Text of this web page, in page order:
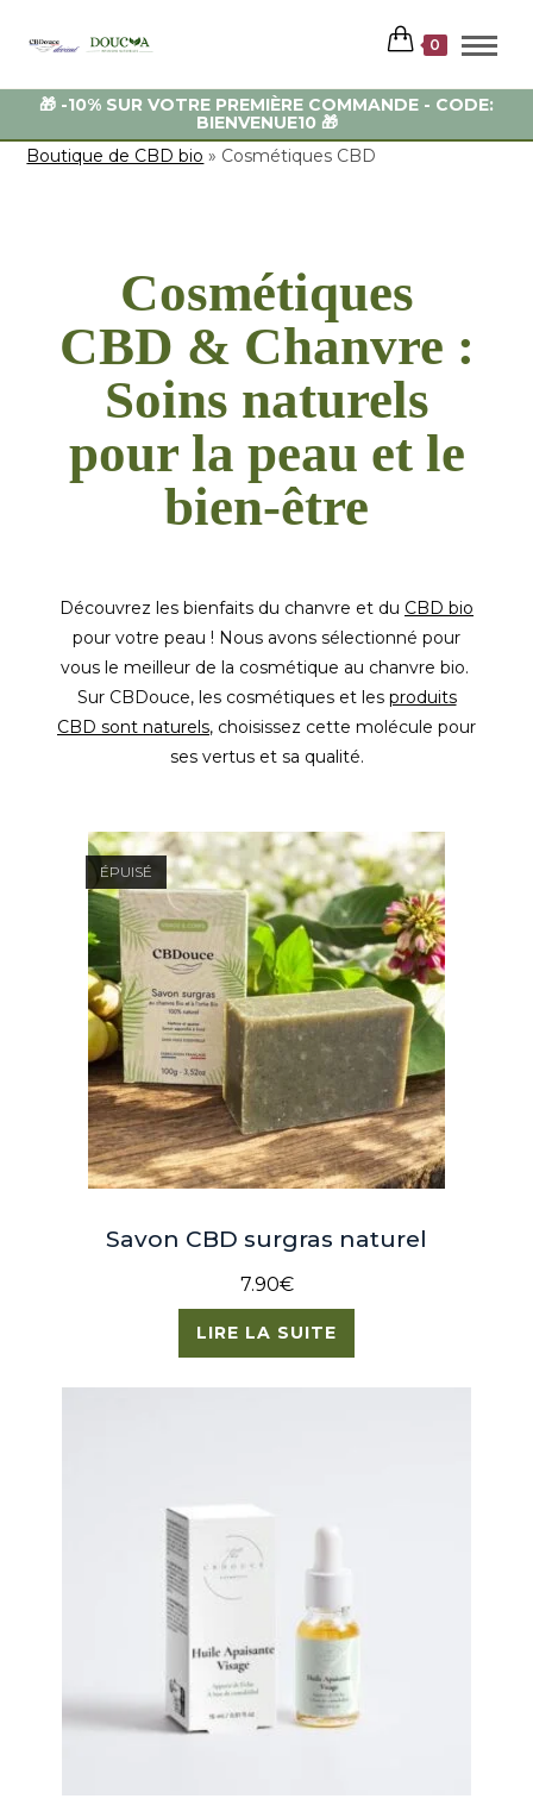
🚚 LIVRAISON GRATUITE DÉS 59 EUROS - EXPEDITION
48H 🚚
0
Boutique de CBD bio » Cosmétiques CBD
Cosmétiques
CBD & Chanvre :
Soins naturels
pour la peau et le
bien-être
Découvrez les bienfaits du chanvre et du CBD bio
pour votre peau ! Nous avons sélectionné pour
vous le meilleur de la cosmétique au chanvre bio.
Sur CBDouce, les cosmétiques et les produits
CBD sont naturels, choisissez cette molécule pour
ses vertus et sa qualité.
ÉPUISÉ
Savon CBD surgras naturel
7.90€
LIRE LA SUITE